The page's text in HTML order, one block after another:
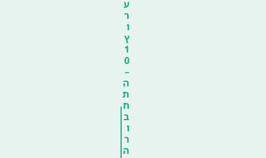
ע
ר
ו
ץ
1
0
–
ה
ת
ח
ב
ו
ר
ה